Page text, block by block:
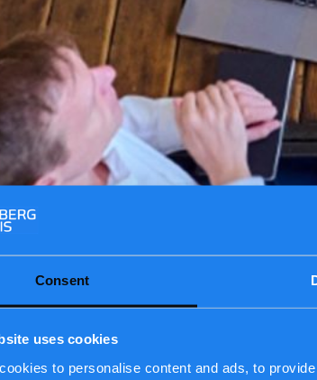
Consent
uses cookies
to personalise content and ads, to